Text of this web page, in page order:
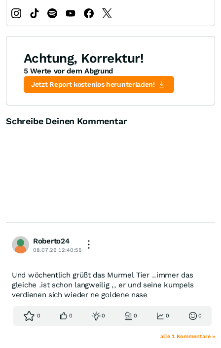
Achtung, Korrektur!
5 Werte vor dem Abgrund
Jetzt Report kostenlos herunterladen!
Schreibe Deinen Kommentar
Roberto24
08.07.26 12:40:55
Und wöchentlich grüßt das Murmel Tier ..immer das
gleiche .ist schon langweilig ,, er und seine kumpels
verdienen sich wieder ne goldene nase
0 0 0 0 0 0
alle 1 Kommentare »